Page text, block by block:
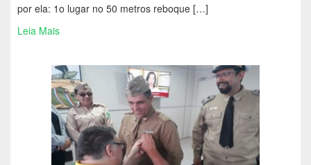
por ela: 1o lugar no 50 metros reboque […]
Leia Mais